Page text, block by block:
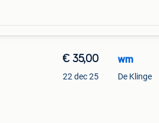
€ 35,00
22 dec 25
wm
De Klinge